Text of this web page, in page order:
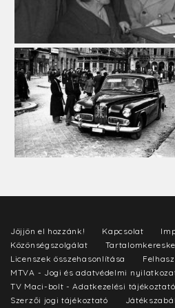
Jöjjön el hozzánk! Kapcsolat
Közönségszolgálat
Licenszek összehasonlítása
MTVA - Jogi és adatvédelmi
TV Maci-bolt - Adatkezelési tájékoztató
Szerzői jogi tájékoztató